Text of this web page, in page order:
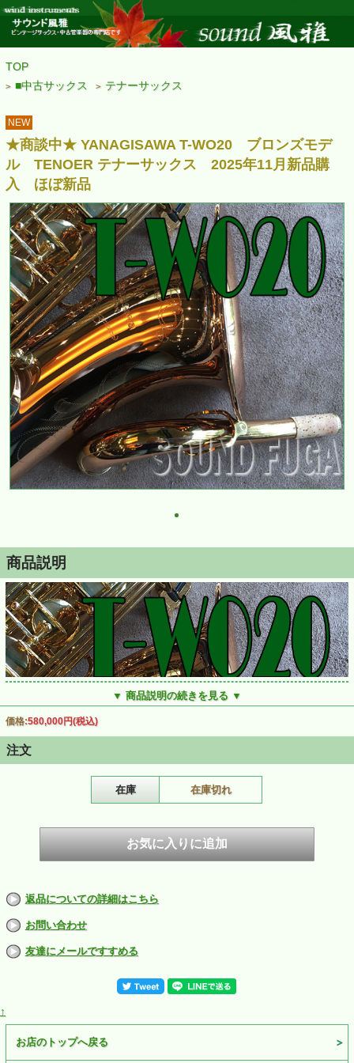
TOP
> ■中古サックス > テナーサックス
NEW
★商談中★ YANAGISAWA T-WO20 ブロンズモデ
ル TENOER テナーサックス 2025年11月新品購
入 ほぼ新品
商品説明
▼ 商品説明の続きを見る ▼
価格:580,000円(税込)
注文
在庫 在庫切れ
返品についての詳細はこちら
お問い合わせ
友達にメールですすめる
↑
お店のトップへ戻る